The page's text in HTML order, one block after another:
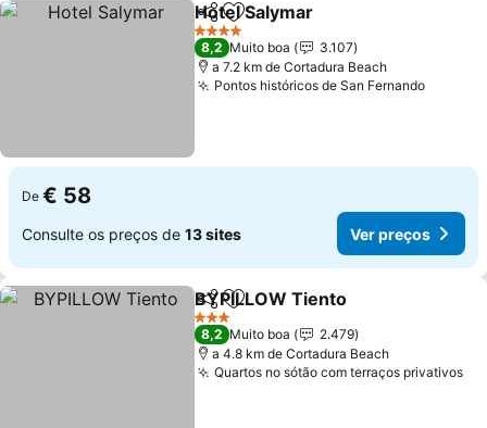
PartilharAdicionar aos favoritos
Hotel Salymar
4 Estrelas
8,2 Muito boa
3.107
a 7.2 km de Cortadura Beach
Pontos históricos de San Fernando
De € 58
Consulte os preços de 13 sites Ver preços
PartilharAdicionar aos favoritos
BYPILLOW Tiento
3 Estrelas
8,2 Muito boa
2.479
a 4.8 km de Cortadura Beach
Quartos no sótão com terraços privativos